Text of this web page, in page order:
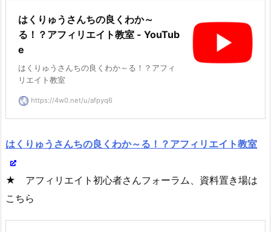
はくりゅうさんちの良くわか～
る！？アフィリエイト教室 - YouTub
e
はくりゅうさんちの良くわか～る！？アフィ
リエイト教室
https://4w0.net/u/afpyq6
はくりゅうさんちの良くわか～る！？アフィリエイト教室
★ アフィリエイト初心者さんフォーラム、資料置き場は
こちら